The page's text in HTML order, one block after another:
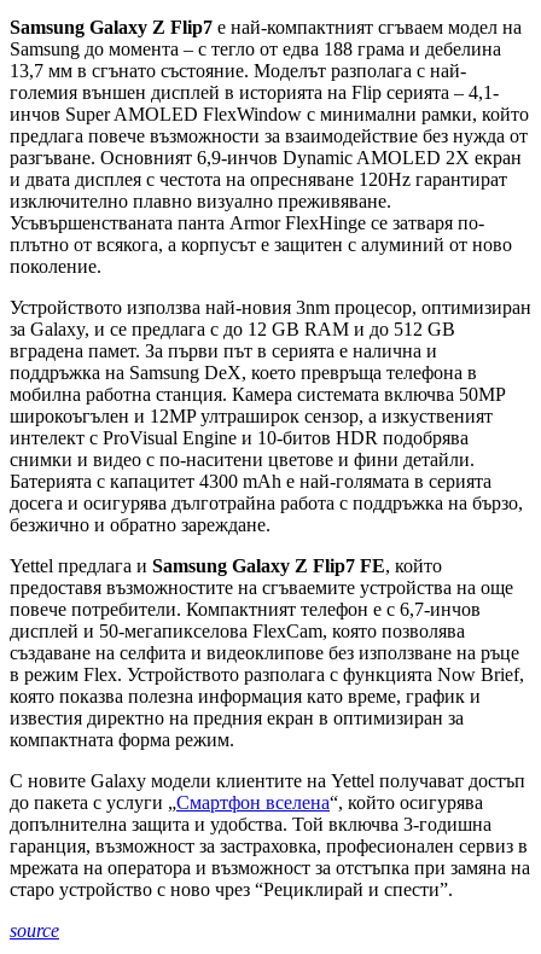
Samsung Galaxy Z Flip7 е най-компактният сгъваем модел на
Samsung до момента – с тегло от едва 188 грама и дебелина
13,7 мм в сгънато състояние. Моделът разполага с най-
големия външен дисплей в историята на Flip серията – 4,1-
инчов Super AMOLED FlexWindow с минимални рамки, който
предлага повече възможности за взаимодействие без нужда от
разгъване. Основният 6,9-инчов Dynamic AMOLED 2X екран
и двата дисплея с честота на опресняване 120Hz гарантират
изключително плавно визуално преживяване.
Усъвършенстваната панта Armor FlexHinge се затваря по-
плътно от всякога, а корпусът е защитен с алуминий от ново
поколение.
Устройството използва най-новия 3nm процесор, оптимизиран
за Galaxy, и се предлага с до 12 GB RAM и до 512 GB
вградена памет. За първи път в серията е налична и
поддръжка на Samsung DeX, което превръща телефона в
мобилна работна станция. Камера системата включва 50MP
широкоъгълен и 12MP ултраширок сензор, а изкуственият
интелект с ProVisual Engine и 10-битов HDR подобрява
снимки и видео с по-наситени цветове и фини детайли.
Батерията с капацитет 4300 mAh е най-голямата в серията
досега и осигурява дълготрайна работа с поддръжка на бързо,
безжично и обратно зареждане.
Yettel предлага и Samsung Galaxy Z Flip7 FE, който
предоставя възможностите на сгъваемите устройства на още
повече потребители. Компактният телефон е с 6,7-инчов
дисплей и 50-мегапикселова FlexCam, която позволява
създаване на селфита и видеоклипове без използване на ръце
в режим Flex. Устройството разполага с функцията Now Brief,
която показва полезна информация като време, график и
известия директно на предния екран в оптимизиран за
компактната форма режим.
С новите Galaxy модели клиентите на Yettel получават достъп
до пакета с услуги „Смартфон вселена“, който осигурява
допълнителна защита и удобства. Той включва 3-годишна
гаранция, възможност за застраховка, професионален сервиз в
мрежата на оператора и възможност за отстъпка при замяна на
старо устройство с ново чрез “Рециклирай и спести”.
source